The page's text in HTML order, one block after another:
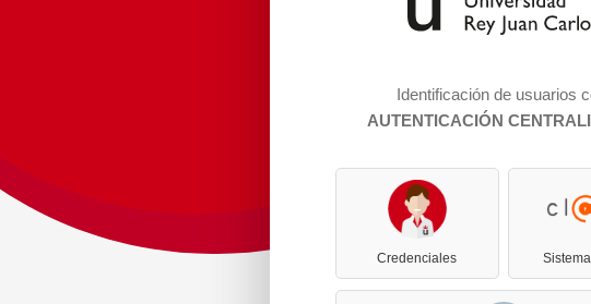
Identificación de usuarios
AUTENTICACIÓN
Credenciales